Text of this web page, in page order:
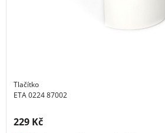
Tlačítko
ETA 0224 87002
Cena s DPH:
229 Kč